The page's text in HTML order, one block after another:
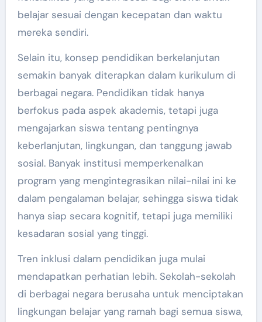
belajar sesuai dengan kecepatan dan waktu
mereka sendiri.
Selain itu, konsep pendidikan berkelanjutan
semakin banyak diterapkan dalam kurikulum di
berbagai negara. Pendidikan tidak hanya
berfokus pada aspek akademis, tetapi juga
mengajarkan siswa tentang pentingnya
keberlanjutan, lingkungan, dan tanggung jawab
sosial. Banyak institusi memperkenalkan
program yang mengintegrasikan nilai-nilai ini ke
dalam pengalaman belajar, sehingga siswa tidak
hanya siap secara kognitif, tetapi juga memiliki
kesadaran sosial yang tinggi.
Tren inklusi dalam pendidikan juga mulai
mendapatkan perhatian lebih. Sekolah-sekolah
di berbagai negara berusaha untuk menciptakan
lingkungan belajar yang ramah bagi semua siswa,